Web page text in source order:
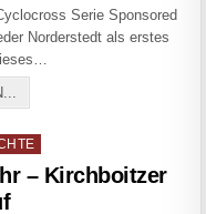
Serie Sponsored
Norderstedt als erstes
– Kirchboitzer